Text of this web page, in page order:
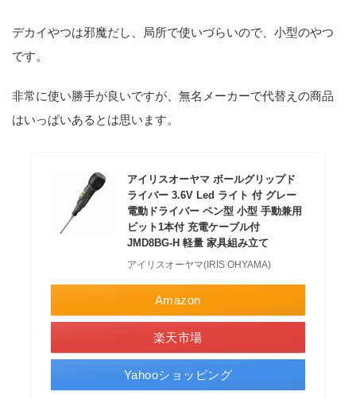
デカイやつは邪魔だし、局所で使いづらいので、小型のやつ
です。
非常に使い勝手が良いですが、無名メーカーで代替えの商品
はいっぱいあるとは思います。
アイリスオーヤマ ボールグリップド
ライバー 3.6V Led ライト 付 グレー
電動ドライバー ペン型 小型 手動兼用
ビット1本付 充電ケーブル付
JMD8BG-H 軽量 家具組み立て
アイリスオーヤマ(IRIS OHYAMA)
Amazon
楽天市場
Yahooショッピング